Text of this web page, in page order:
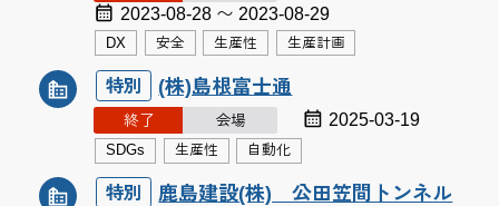
2023-08-28 〜 2023-08-29
DX 安全 生産性 生産計画
特別 (株)島根富士通
終了 会場 2025-03-19
SDGs 生産性 自動化
特別 鹿島建設(株) 公田笠間トンネル